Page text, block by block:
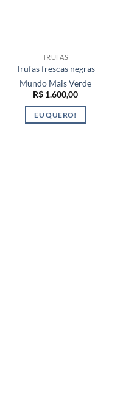
TRUFAS
Trufas frescas negras
Mundo Mais Verde
R$ 1.600,00
EU QUERO!